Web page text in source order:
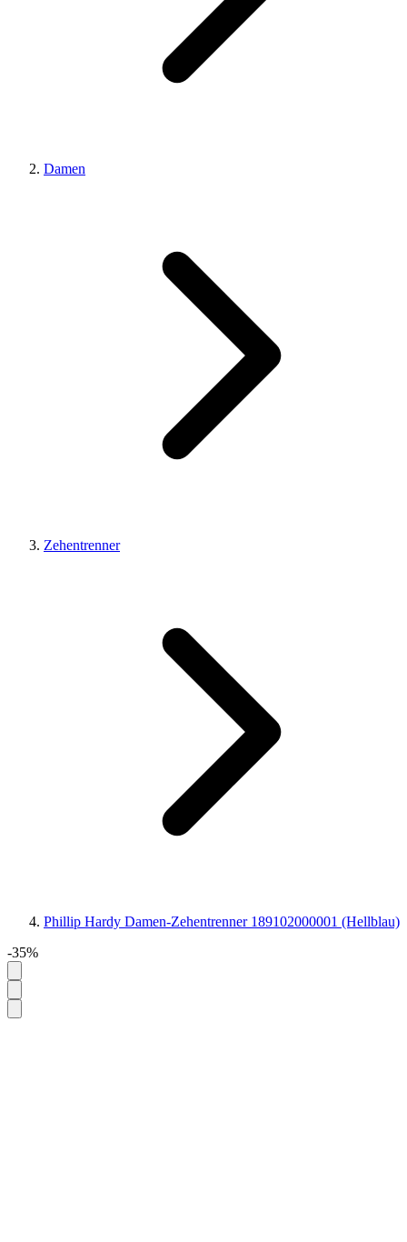
Damen
Zehentrenner
Phillip Hardy Damen-Zehentrenner 189102000001 (Hellblau)
-35%